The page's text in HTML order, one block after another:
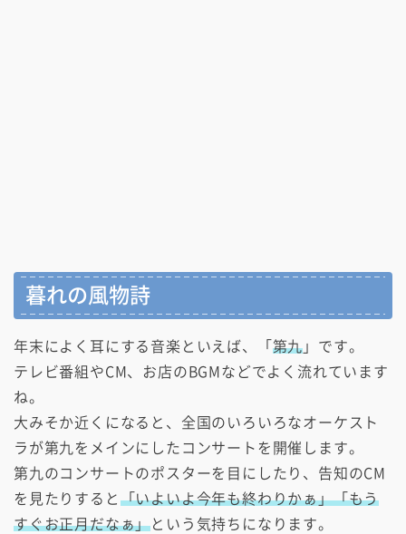
暮れの風物詩
年末によく耳にする音楽といえば、「 第九 」です。
テレビ番組やCM、お店のBGMなどでよく流れています
ね。
大みそか近くになると、全国のいろいろなオーケスト
ラが第九をメインにしたコンサートを開催します。
第九のコンサートのポスターを目にしたり、告知のCM
を見たりすると 「いよいよ今年も終わりかぁ」「もう
すぐお正月だなぁ」という気持ちになります。